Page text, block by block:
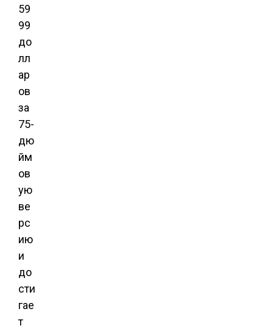
59
99
до
лл
ар
ов
за
75-
дю
йм
ов
ую
ве
рс
ию
и
до
сти
гае
т